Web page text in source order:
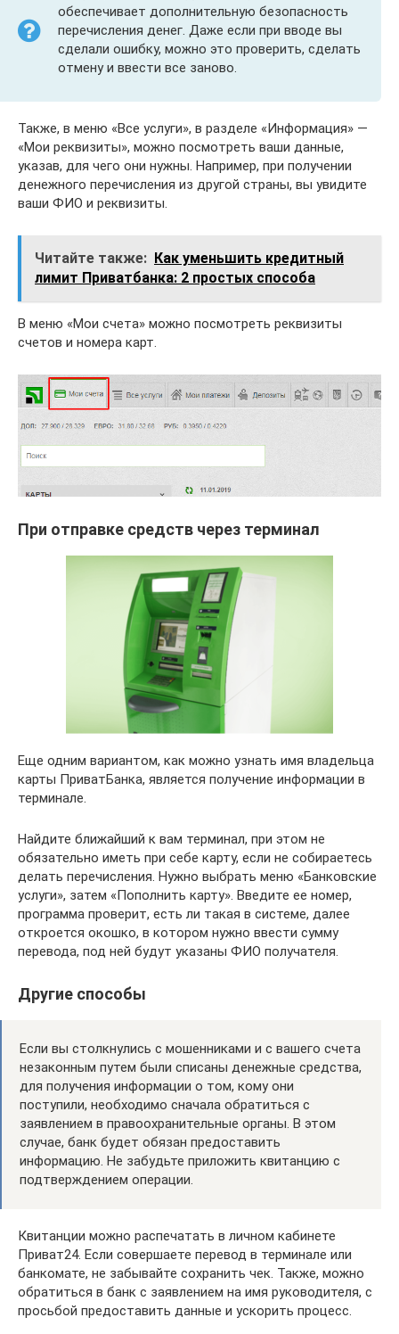
обеспечивает дополнительную безопасность
перечисления денег. Даже если при вводе вы
сделали ошибку, можно это проверить, сделать
отмену и ввести все заново.
Также, в меню «Все услуги», в разделе «Информация» —
«Мои реквизиты», можно посмотреть ваши данные,
указав, для чего они нужны. Например, при получении
денежного перечисления из другой страны, вы увидите
ваши ФИО и реквизиты.
Читайте также: Как уменьшить кредитный
лимит Приватбанка: 2 простых способа
В меню «Мои счета» можно посмотреть реквизиты
счетов и номера карт.
При отправке средств через терминал
Еще одним вариантом, как можно узнать имя владельца
карты ПриватБанка, является получение информации в
терминале.
Найдите ближайший к вам терминал, при этом не
обязательно иметь при себе карту, если не собираетесь
делать перечисления. Нужно выбрать меню «Банковские
услуги», затем «Пополнить карту». Введите ее номер,
программа проверит, есть ли такая в системе, далее
откроется окошко, в котором нужно ввести сумму
перевода, под ней будут указаны ФИО получателя.
Другие способы
Если вы столкнулись с мошенниками и с вашего счета
незаконным путем были списаны денежные средства,
для получения информации о том, кому они
поступили, необходимо сначала обратиться с
заявлением в правоохранительные органы. В этом
случае, банк будет обязан предоставить
информацию. Не забудьте приложить квитанцию с
подтверждением операции.
Квитанции можно распечатать в личном кабинете
Приват24. Если совершаете перевод в терминале или
банкомате, не забывайте сохранить чек. Также, можно
обратиться в банк с заявлением на имя руководителя, с
просьбой предоставить данные и ускорить процесс.